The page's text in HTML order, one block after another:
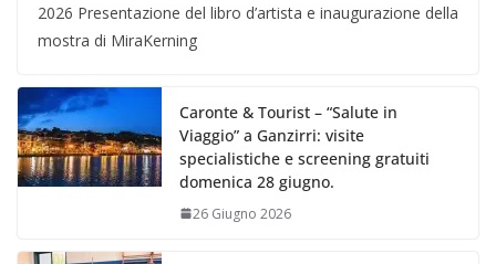
2026 Presentazione del libro d’artista e inaugurazione della
mostra di MiraKerning
Caronte & Tourist – “Salute in
Viaggio” a Ganzirri: visite
specialistiche e screening gratuiti
domenica 28 giugno.
26 Giugno 2026